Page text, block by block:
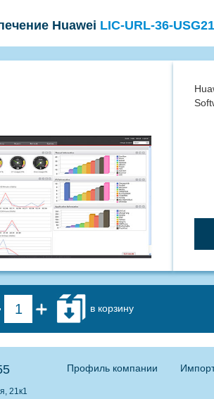
Huawei LIC-URL-36-
в корзину
21к1
Профиль компании